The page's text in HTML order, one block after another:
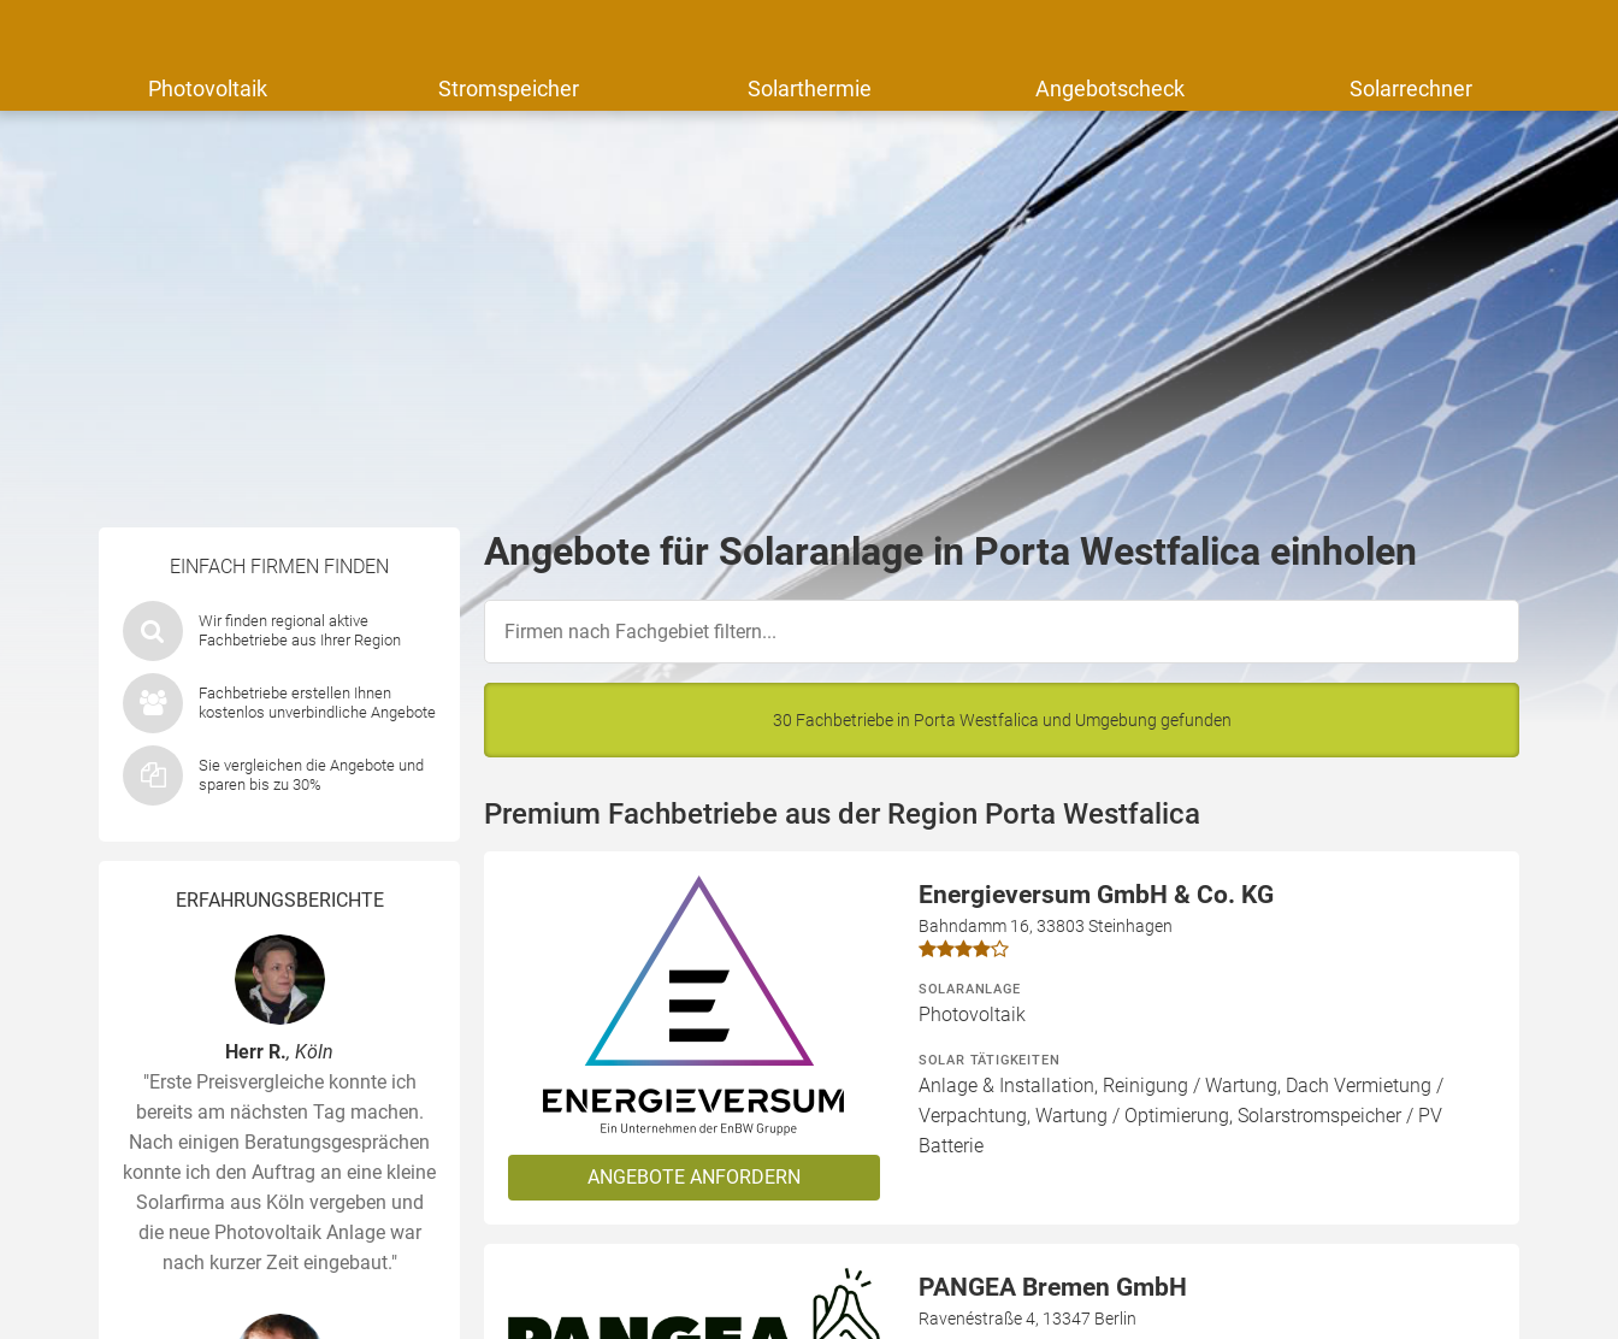
Photovoltaik Stromspeicher Solarthermie Angebotscheck Solarrechner
EINFACH FIRMEN FINDEN
Wir finden regional aktive
Fachbetriebe aus Ihrer Region
Fachbetriebe erstellen Ihnen
kostenlos unverbindliche Angebote
Sie vergleichen die Angebote und
sparen bis zu 30%
ERFAHRUNGSBERICHTE
Herr R., Köln
"Erste Preisvergleiche konnte ich
bereits am nächsten Tag machen.
Nach einigen Beratungsgesprächen
konnte ich den Auftrag an eine kleine
Solarfirma aus Köln vergeben und
die neue Photovoltaik Anlage war
nach kurzer Zeit eingebaut."
Angebote für Solaranlage in Porta Westfalica einholen
30 Fachbetriebe in Porta Westfalica und Umgebung gefunden
Premium Fachbetriebe aus der Region Porta Westfalica
ANGEBOTE ANFORDERN
Energieversum GmbH & Co. KG
Bahndamm 16, 33803 Steinhagen
SOLARANLAGE
Photovoltaik
SOLAR TÄTIGKEITEN
Anlage & Installation, Reinigung / Wartung, Dach Vermietung /
Verpachtung, Wartung / Optimierung, Solarstromspeicher / PV
Batterie
PANGEA Bremen GmbH
Ravenéstraße 4, 13347 Berlin